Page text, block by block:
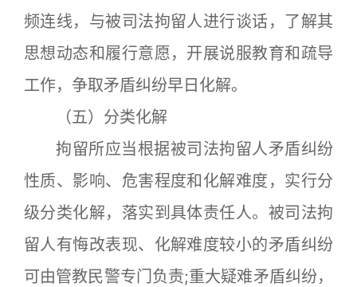
频连线，与被司法拘留人进行谈话，了解其
思想动态和履行意愿，开展说服教育和疏导
工作，争取矛盾纠纷早日化解。
（五）分类化解
拘留所应当根据被司法拘留人矛盾纠纷
性质、影响、危害程度和化解难度，实行分
级分类化解，落实到具体责任人。被司法拘
留人有悔改表现、化解难度较小的矛盾纠纷
可由管教民警专门负责;重大疑难矛盾纠纷，